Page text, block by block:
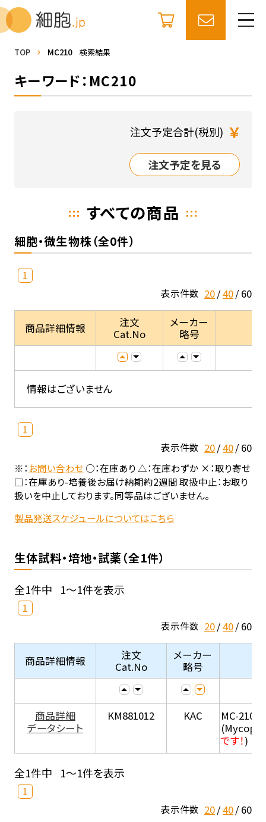
TOP MC210 検索結果
キーワード：MC210
注文予定合計(税別) ￥
注文予定を見る
すべての商品
細胞・微生物株（全0件）
1
表示件数 20 40 60
商品詳細情報
注文
Cat.No
メーカー
略号
情報はございません
1
表示件数 20 40 60
※：お問い合わせ○：在庫あり △：在庫わずか ×：取り寄せ
□：在庫あり-培養後お届け納期約2週間 取扱中止：お取り
扱いを中止しております。同等品はございません。
製品発送スケジュールについてはこちら
生体試料・培地・試薬（全1件）
全1件中 1～1件を表示
1
表示件数 20 40 60
商品詳細情報
注文
Cat.No
メーカー
略号
商品詳細
データシート
KM881012 KAC
MC-210 (
です！)
全1件中 1～1件を表示
1
表示件数 20 40 60